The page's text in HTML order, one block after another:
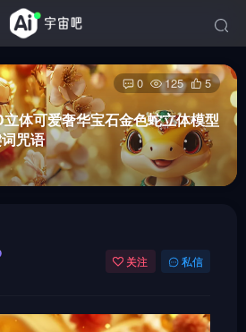
体可爱奢华宝石金色蛇立体模型
咒语
0 125 5
关注 私信